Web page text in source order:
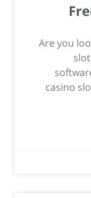
Are you
casino